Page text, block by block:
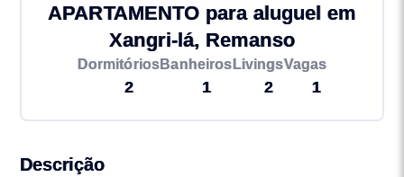
APARTAMENTO para aluguel em
Xangri-lá, Remanso
Dormitórios
2
Banheiros
1
Livings
2
Vagas
1
Descrição